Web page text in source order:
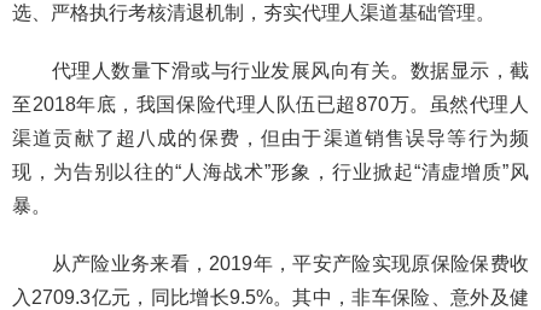
选、严格执行考核清退机制，夯实代理人渠道基础管理。
代理人数量下滑或与行业发展风向有关。数据显示，截
至2018年底，我国保险代理人队伍已超870万。虽然代理人
渠道贡献了超八成的保费，但由于渠道销售误导等行为频
现，为告别以往的“人海战术”形象，行业掀起“清虚增质”风
暴。
从产险业务来看，2019年，平安产险实现原保险保费收
入2709.3亿元，同比增长9.5%。其中，非车保险、意外及健